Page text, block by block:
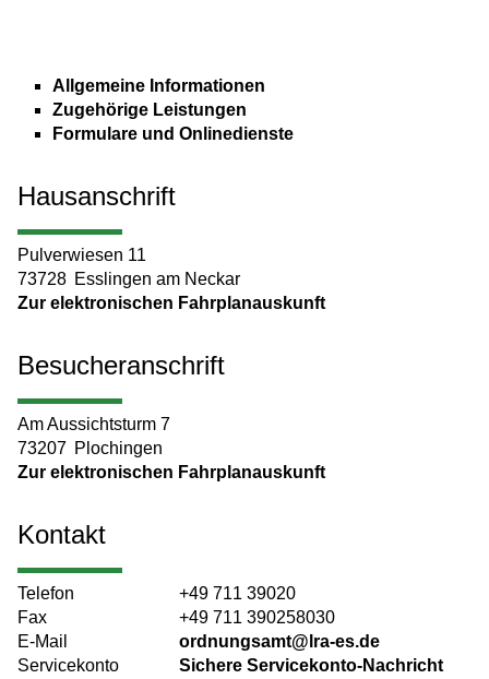
Allgemeine Informationen
Zugehörige Leistungen
Formulare und Onlinedienste
Hausanschrift
Pulverwiesen 11
73728 Esslingen am Neckar
Zur elektronischen Fahrplanauskunft
Besucheranschrift
Am Aussichtsturm 7
73207 Plochingen
Zur elektronischen Fahrplanauskunft
Kontakt
Telefon
+49 711 39020
Fax
+49 711 390258030
E-Mail
ordnungsamt@lra-es.de
Servicekonto
Sichere Servicekonto-Nachricht